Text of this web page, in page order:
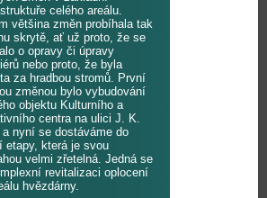
celého areálu.
většina změn probíhala tak
skrytě, ať už proto, že se
o opravy či úpravy
nebo proto, že byla
za hradbou stromů. První
změnou bylo vybudování
objektu Kulturního a
centra na ulici J. K.
a nyní se dostáváme do
etapy, která je svou
velmi zřetelná. Jedná se
revitalizaci oplocení
hvězdárny.